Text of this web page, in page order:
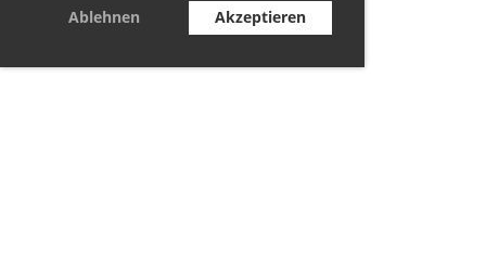
Ablehnen Akzeptieren